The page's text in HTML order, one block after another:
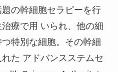
の幹細胞セラピーを行
療で用 いられ、他の細
特別な細胞。その幹細
た アドバンスステムセ